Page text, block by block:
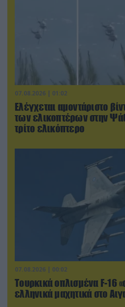
07.08.2026 | 01:02
Ελέγχεται αμοντάριστο
των ελικοπτέρων στην
τρίτο ελικόπτερο
07.08.2026 | 00:02
Τουρκικά οπλισμένα F-16
ελληνικά μαχητικά στο